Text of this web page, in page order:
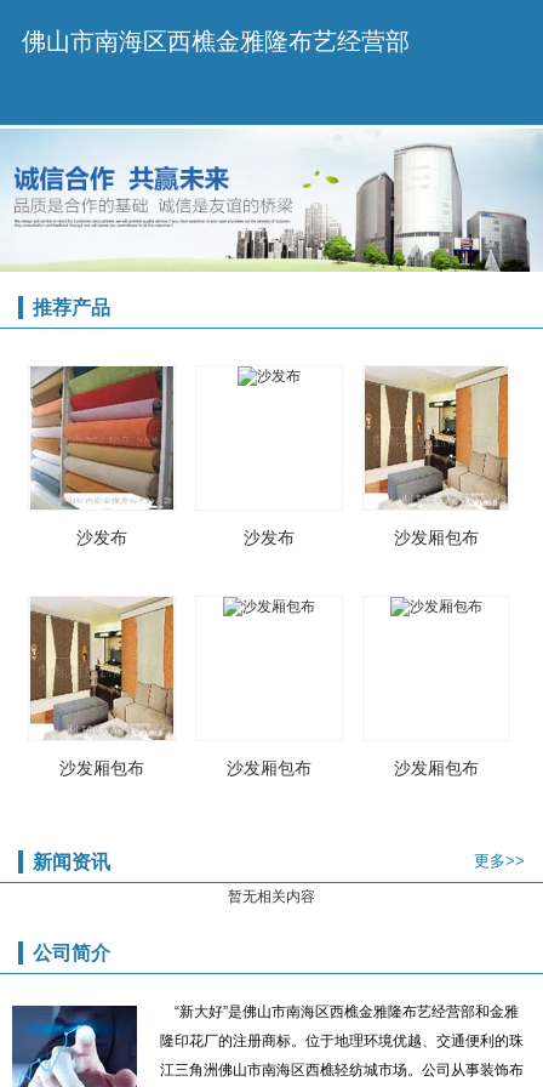
佛山市南海区西樵金雅隆布艺经营部
推荐产品
沙发布 沙发布 沙发厢包布
沙发厢包布 沙发厢包布 沙发厢包布
新闻资讯 更多>>
暂无相关内容
公司简介
“新大好”是佛山市南海区西樵金雅隆布艺经营部和金雅
隆印花厂的注册商标。位于地理环境优越、交通便利的珠
江三角洲佛山市南海区西樵轻纺城市场。公司从事装饰布